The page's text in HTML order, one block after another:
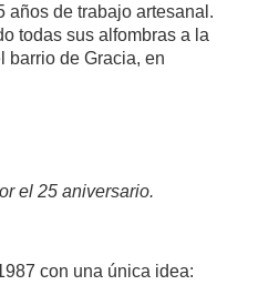
años de trabajo artesanal.
todas sus alfombras a la
barrio de Gracia, en
el 25 aniversario.
con una única idea: